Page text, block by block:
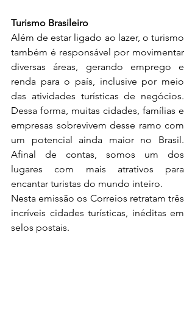
Turismo Brasileiro
Além de estar ligado ao lazer, o turismo
também é responsável por movimentar
diversas áreas, gerando emprego e
renda para o país, inclusive por meio
das atividades turísticas de negócios.
Dessa forma, muitas cidades, famílias e
empresas sobrevivem desse ramo com
um potencial ainda maior no Brasil.
Afinal de contas, somos um dos
lugares com mais atrativos para
encantar turistas do mundo inteiro.
Nesta emissão os Correios retratam três
incríveis cidades turísticas, inéditas em
selos postais.